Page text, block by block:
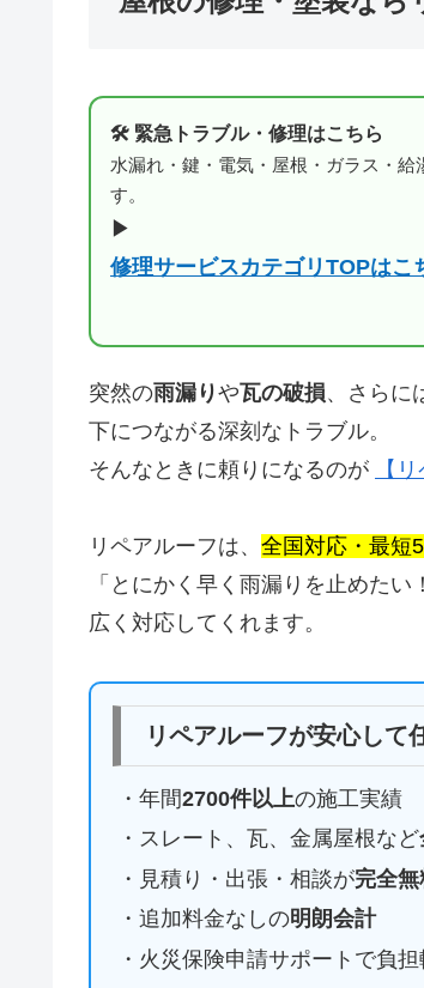
🛠 緊急トラブル・修理はこちら
水漏れ・鍵・電気・屋根・ガラス・給
す。
▶
修理サービスカテゴリTOPはこ
突然の雨漏りや瓦の破損、さらに
下につながる深刻なトラブル。
そんなときに頼りになるのが
【
リペアルーフは、 全国対応・最短
「とにかく早く雨漏りを止めたい
広く対応してくれます。
リペアルーフが安心して
・年間2700件以上の施工実績
・スレート、瓦、金属屋根など
・見積り・出張・相談が完全無
・追加料金なしの明朗会計
・火災保険申請サポートで負